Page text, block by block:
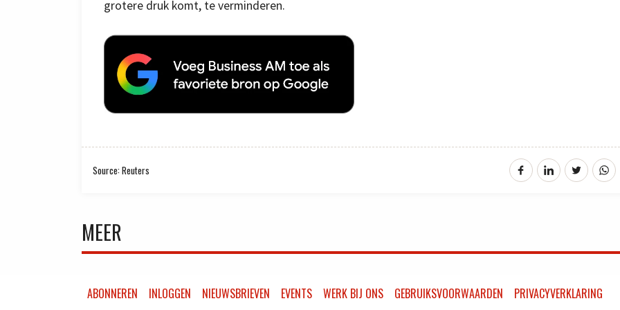
grotere druk komt, te verminderen.
Source: Reuters
MEER
ABONNEREN INLOGGEN NIEUWSBRIEVEN EVENTS WERK BIJ ONS GEBRUIKSVOORWAARDEN PRIVACYVERKLARING